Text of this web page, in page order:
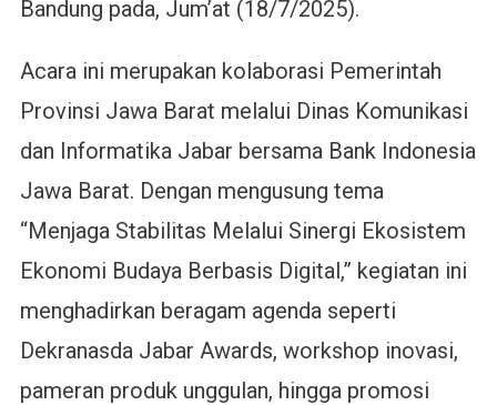
Bandung pada, Jum’at (18/7/2025).
Acara ini merupakan kolaborasi Pemerintah
Provinsi Jawa Barat melalui Dinas Komunikasi
dan Informatika Jabar bersama Bank Indonesia
Jawa Barat. Dengan mengusung tema
“Menjaga Stabilitas Melalui Sinergi Ekosistem
Ekonomi Budaya Berbasis Digital,” kegiatan ini
menghadirkan beragam agenda seperti
Dekranasda Jabar Awards, workshop inovasi,
pameran produk unggulan, hingga promosi